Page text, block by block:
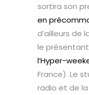
sortira son
en
d’ailleurs de
le
l’Hyper-
France). Le
radio et de